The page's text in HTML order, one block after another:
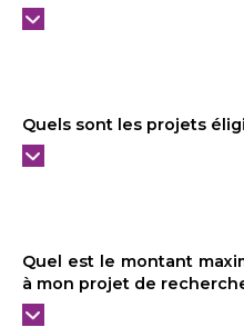
Quels sont les projets
Quel est le montant
à mon projet de